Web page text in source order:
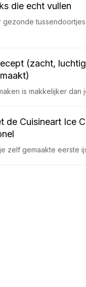
die echt vullen
gezonde
(zacht,
is makkelijker dan
de Cuisineart Ice
zelf gemaakte eerste